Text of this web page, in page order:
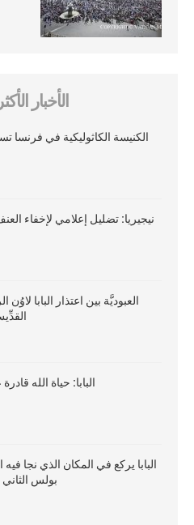
الأخبار
الكنيسة الكاثوليكية في فرنسا
نيجيريا: تضليل إعلامي لإخفاء
العبوديَّة بين اعتذار البابا
البابا: حياة الله
البابا يركع في المكان الذي نجا فيه
بولس